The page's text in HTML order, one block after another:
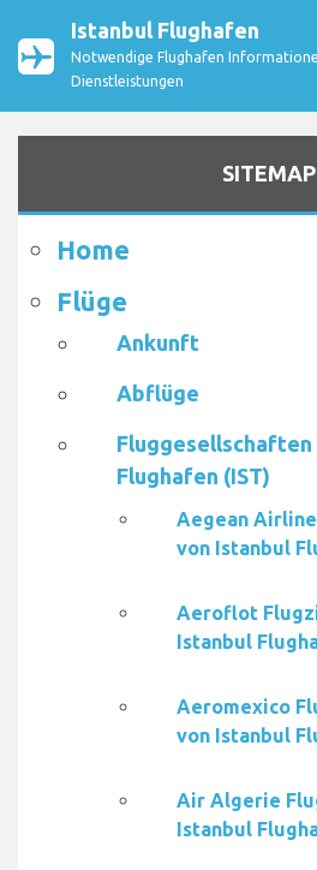
Istanbul Flughafen
Notwendige Flughafen
Dienstleistungen
SITEMAP
Home
Flüge
Ankunft
Abflüge
Fluggesellschaften
Flughafen (IST)
Aegean
von Istanbul
Aeroflot
Istanbul
Aeromexico
von Istanbul
Air Algerie
Istanbul